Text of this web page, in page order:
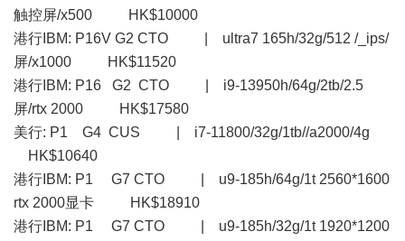
触控屏/x500 HK$10000
港行IBM: P16V G2 CTO | ultra7 165h/32g/512 /_ips/
屏/x1000 HK$11520
港行IBM: P16 G2 CTO | i9-13950h/64g/2tb/2.5
屏/rtx 2000 HK$17580
美行: P1 G4 CUS | i7-11800/32g/1tb//a2000/4g
HK$10640
港行IBM: P1 G7 CTO | u9-185h/64g/1t 2560*1600
rtx 2000显卡 HK$18910
港行IBM: P1 G7 CTO | u9-185h/32g/1t 1920*1200